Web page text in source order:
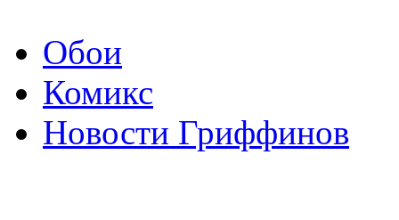
Обои
Комикс
Новости Гриффинов